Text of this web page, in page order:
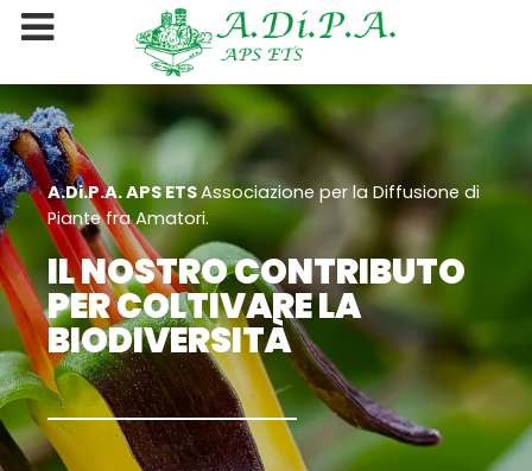
A.Di.P.A. APS ETSAssociazione per la Diffusione di
Piante fra Amatori.
IL NOSTRO CONTRIBUTO
PER COLTIVARE LA
BIODIVERSITÀ